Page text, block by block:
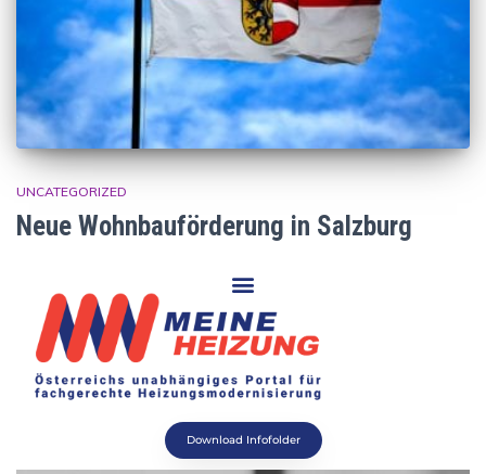
UNCATEGORIZED
Neue Wohnbauförderung in Salzburg
Download Infofolder